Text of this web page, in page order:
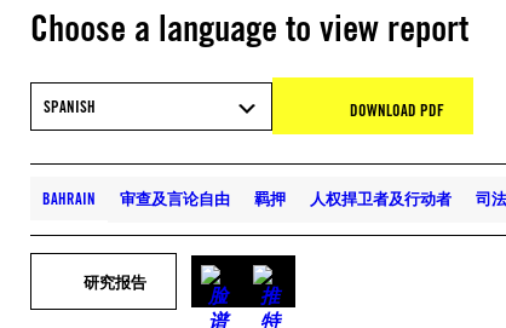
Choose a language to view report
SPANISH DOWNLOAD PDF
BAHRAIN 审查及言论自由 羁押 人权捍卫者及行动者 司
研究报告